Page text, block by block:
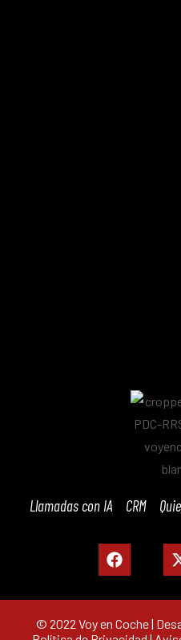
Llamadas con IA CRM
© 2022 Voy en Coche |